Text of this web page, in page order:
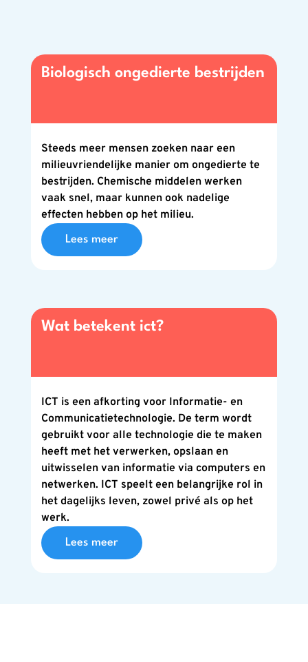
Biologisch ongedierte bestrijden
Steeds meer mensen zoeken naar een
milieuvriendelijke manier om ongedierte te
bestrijden. Chemische middelen werken
vaak snel, maar kunnen ook nadelige
effecten hebben op het milieu.
Lees meer
Wat betekent ict?
ICT is een afkorting voor Informatie- en
Communicatietechnologie. De term wordt
gebruikt voor alle technologie die te maken
heeft met het verwerken, opslaan en
uitwisselen van informatie via computers en
netwerken. ICT speelt een belangrijke rol in
het dagelijks leven, zowel privé als op het
werk.
Lees meer